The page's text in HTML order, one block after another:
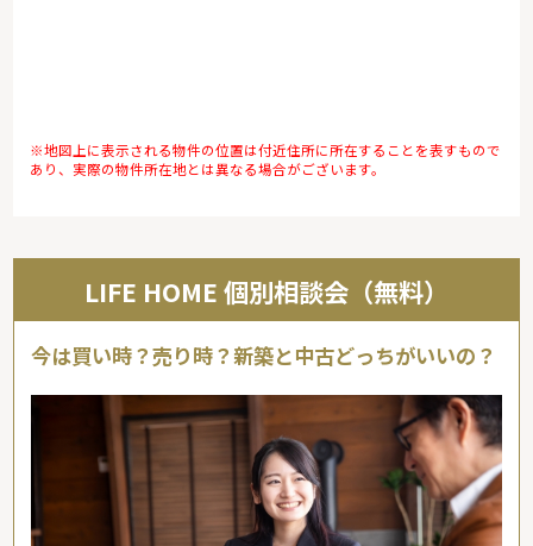
※地図上に表示される物件の位置は付近住所に所在することを表すもので
あり、実際の物件所在地とは異なる場合がございます。
LIFE HOME 個別相談会（無料）
今は買い時？売り時？新築と中古どっちがいいの？